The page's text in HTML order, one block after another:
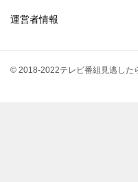
運営者情報
© 2018-2022テレビ番組見逃した